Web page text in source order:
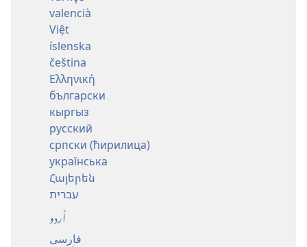
valencià
Việt
íslenska
čeština
Ελληνική
български
кыргыз
русский
српски (ћирилица)
українська
Հայերեն
עברית
اُردو
فارسی